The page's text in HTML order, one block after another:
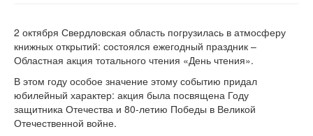
2 октября Свердловская область погрузилась в атмосферу
книжных открытий: состоялся ежегодный праздник –
Областная акция тотального чтения «День чтения».
В этом году особое значение этому событию придал
юбилейный характер: акция была посвящена Году
защитника Отечества и 80-летию Победы в Великой
Отечественной войне.